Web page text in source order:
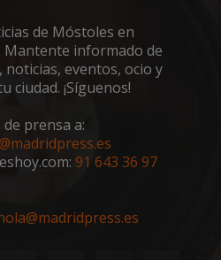
de Móstoles en
. Mantente informado de
noticias, eventos, ocio y
ciudad. ¡Síguenos!
prensa a:
91 643 36 97